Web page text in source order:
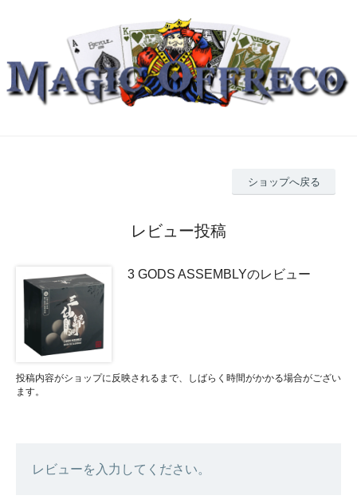
ショップへ戻る
レビュー投稿
3 GODS ASSEMBLYのレビュー
投稿内容がショップに反映されるまで、しばらく時間がかかる場合がござい
ます。
レビューを入力してください。